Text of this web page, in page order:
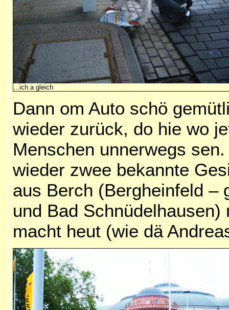
...ich a gleich
Dann om Auto schö
wieder zurück, do hie wo
Menschen unnerwegs
wieder zwee bekannte
aus Berch (Bergheinfeld –
und Bad
macht heut (wie dä